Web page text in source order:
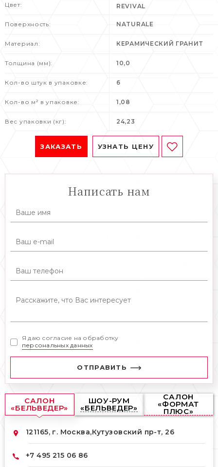
Цвет: REVIVAL
Поверхность: NATURALE
Материал: КЕРАМИЧЕСКИЙ ГРАНИТ
Толщина (мм): 10,0
Кол-во штук в упаковке: 6
Кол-во м² в упаковке: 1,08
Вес упаковки (кг): 24,23
ЗАКАЗАТЬ УЗНАТЬ ЦЕНУ
Написать нам
Я даю согласие на обработку
персональных данных
ОТПРАВИТЬ
САЛОН
«БЕЛЬВЕДЕР»
ШОУ-РУМ
«БЕЛЬВЕДЕР»
САЛОН
«ФОРМАТ
ПЛЮС»
121165, г. Москва,Кутузовский пр-т, 26
+7 495 215 06 86